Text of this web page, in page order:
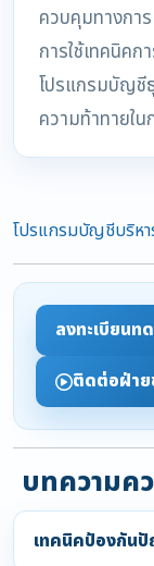
ควบคุมทางกา
การใช้เทคนิค
โปรแกรมบัญชี
ความท้าทายใ
โปรแกรมบัญชีบริห
ลงทะเบียนท
ติดต่อฝ่าย
บทความค
เทคนิคป้องกัน